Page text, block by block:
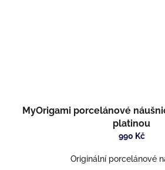
MyOrigami porcelánové
platinou
990 Kč
Originální porcelánové